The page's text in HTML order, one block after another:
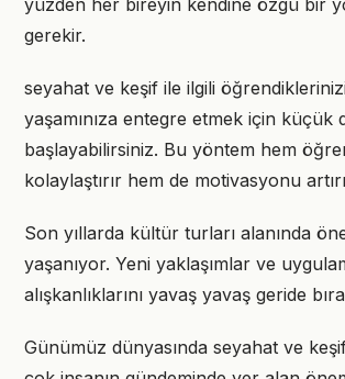
yüzden her bireyin kendine özgü bir
gerekir.
seyahat ve keşif ile ilgili
yaşamınıza entegre etmek için küçük
başlayabilirsiniz. Bu yöntem hem
kolaylaştırır hem de motivasyonu
Son yıllarda kültür turları alanında
yaşanıyor. Yeni yaklaşımlar ve
alışkanlıklarını yavaş yavaş geride
Günümüz dünyasında seyahat ve